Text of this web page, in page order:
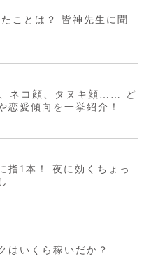
ことは？ 皆神先生に聞
、ネコ顔、タヌキ顔…… ど
恋愛傾向を一挙紹介！
指1本！ 夜に効くちょっ
はいくら稼いだか？